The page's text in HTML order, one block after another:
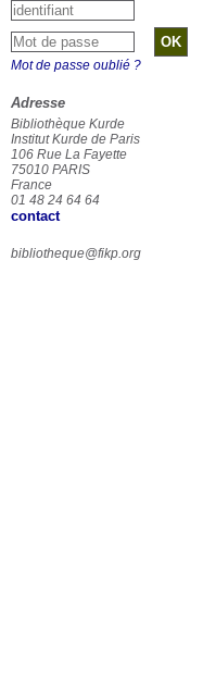
Mot de passe oublié ?
Adresse
Bibliothèque Kurde
Institut Kurde de Paris
106 Rue La Fayette
75010 PARIS
France
01 48 24 64 64
contact
bibliotheque@fikp.org